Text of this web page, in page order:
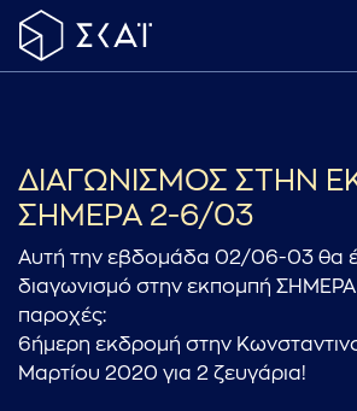
ΔΙΑΓΩΝΙΣΜΟΣ ΣΤΗΝ
ΣΗΜΕΡΑ 2-6/03
Αυτή την εβδομάδα 02/06-03 θα
διαγωνισμό στην εκπομπή
παροχές:
6ήμερη εκδρομή στην
Μαρτίου 2020 για 2 ζευγάρια!